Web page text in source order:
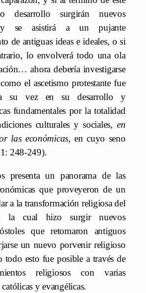
desarrollo surgirán nuevos
y se asistirá a un pujante
de antiguas ideas e ideales, o si
lo envolverá todo una ola
ahora debería investigarse
el ascetismo protestante fue
su vez en su desarrollo y
fundamentales por la totalidad
culturales y sociales,en
las económicas, en cuyo seno
248-249).
presenta un panorama de las
que proveyeron de un
a la transformación religiosa del
la cual hizo surgir nuevos
que retomaron antiguos
un nuevo porvenir religioso
esto fue posible a través de
religiosos con varias
y evangélicas.